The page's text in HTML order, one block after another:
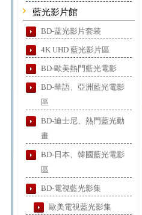
藍光影片館
BD-蓝光影片套装
4K UHD 藍光影片區
BD-歐美熱門藍光電影
BD-華語、亞洲藍光電影
區
BD-迪士尼、熱門藍光動
畫
BD-日本、韓國藍光電影
區
BD-電視藍光影集
歐美電視藍光影集